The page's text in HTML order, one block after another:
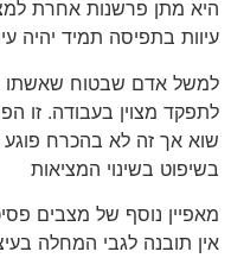
היא מתן פרשנות אחרת
עיוות בתפיסה תמיד יהיה
למשל אדם שבטוח שאשתו
לתפקד מצוין בעבודה. זו
שוא אך זה לא בהכרח פוגע
בשיפוט בשינוי המציאות
מאפיין נוסף של מצבים
אין תובנה לגבי המחלה